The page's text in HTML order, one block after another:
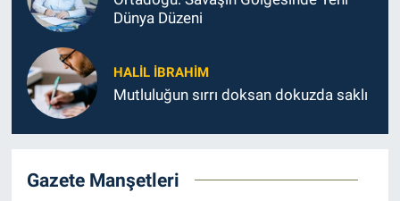
Dünya Düzeni
HALIL İBRAHIM
Mutluluğun sırrı doksan dokuzda saklı
Gazete Manşetleri